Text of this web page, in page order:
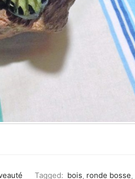
Tagged: bois, ronde bosse,